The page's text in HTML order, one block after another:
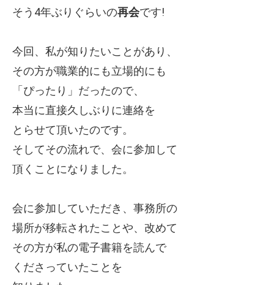
そう4年ぶりぐらいの再会です!
今回、私が知りたいことがあり、
その方が職業的にも立場的にも
「ぴったり」だったので、
本当に直接久しぶりに連絡を
とらせて頂いたのです。
そしてその流れで、会に参加して
頂くことになりました。
会に参加していただき、事務所の
場所が移転されたことや、改めて
その方が私の電子書籍を読んで
くださっていたことを